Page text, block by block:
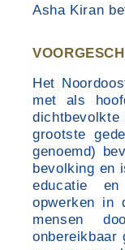
Asha Kiran
Het
met als
dichtbevolkte
grootste
genoemd)
bevolking en
educatie
opwerken in
mensen
onbereikbaar